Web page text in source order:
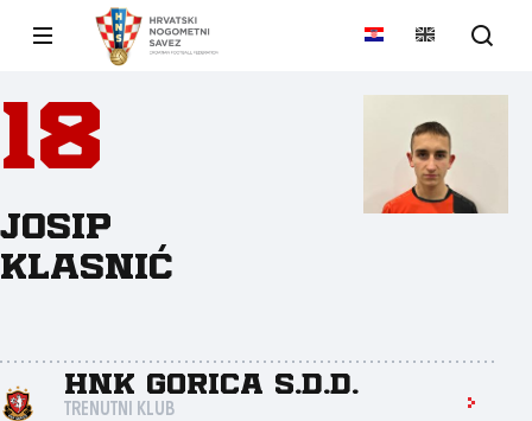
18
Josip
Klasnić
HNK Gorica s.d.d.
TRENUTNI KLUB